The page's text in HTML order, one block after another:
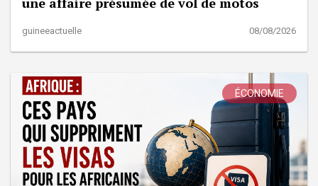
guineeactuelle 08/08/2026
ÉCONOMIE